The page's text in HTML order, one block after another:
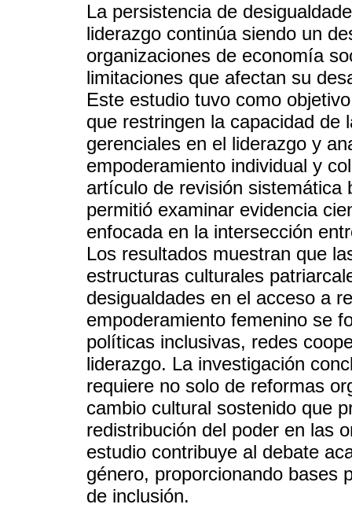
La persistencia de
liderazgo continúa siendo un
organizaciones de economía
limitaciones que afectan su
Este estudio tuvo como
que restringen la capacidad de
gerenciales en el liderazgo y
empoderamiento individual y
artículo de revisión sistemática
permitió examinar evidencia
enfocada en la intersección
Los resultados muestran que
estructuras culturales
desigualdades en el acceso a
empoderamiento femenino se
políticas inclusivas, redes
liderazgo. La investigación
requiere no solo de reformas
cambio cultural sostenido que
redistribución del poder en las
estudio contribuye al debate
género, proporcionando bases
de inclusión.